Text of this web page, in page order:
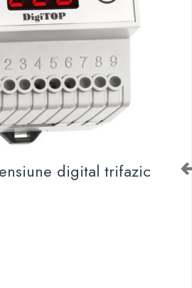
si
digital trifazic